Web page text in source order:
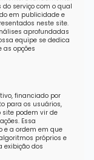
serviço com o qual
em publicidade e
neste site.
aprofundadas
equipe se dedica
as opções
financiado por
para os usuários,
podem vir de
Essa
e a ordem em que
próprios e
dos